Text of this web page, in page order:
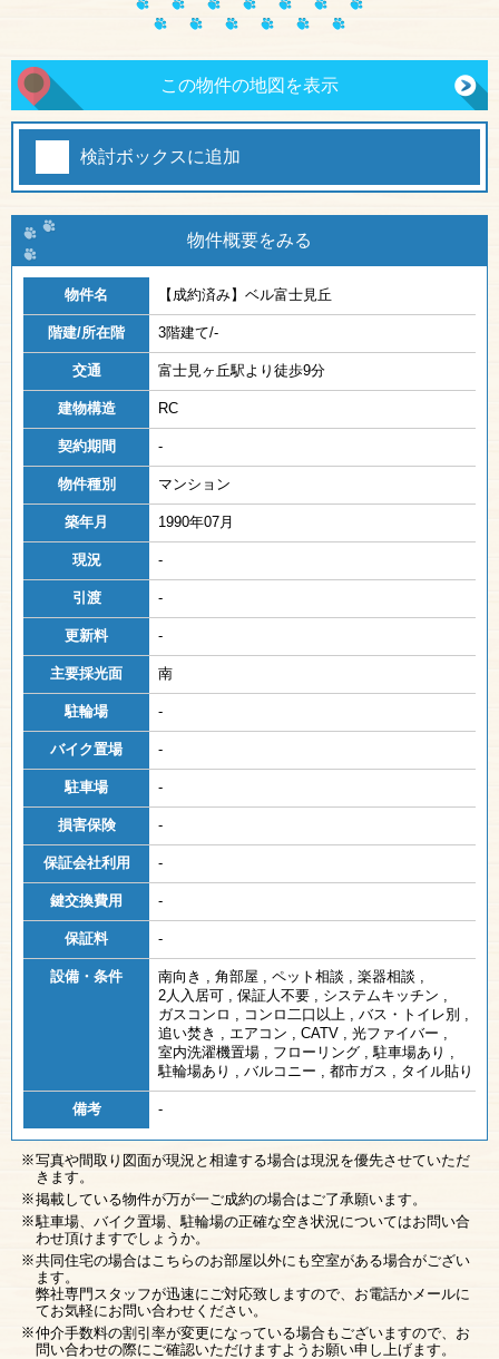
この物件の地図を表示
検討ボックスに追加
物件概要をみる
物件名 【成約済み】 ベル富士見丘
階建/所在階 3階建て/-
交通 富士見ヶ丘駅より徒歩9分
建物構造 RC
契約期間 -
物件種別 マンション
築年月 1990年07月
現況 -
引渡 -
更新料 -
主要採光面 南
駐輪場 -
バイク置場 -
駐車場 -
損害保険 -
保証会社利用 -
鍵交換費用 -
保証料 -
設備・条件 南向き , 角部屋 , ペット相談 , 楽器相談 ,
2人入居可 , 保証人不要 , システムキッチン ,
ガスコンロ , コンロ二口以上 , バス・トイレ別 ,
追い焚き , エアコン , CATV , 光ファイバー ,
室内洗濯機置場 , フローリング ,駐車場あり ,
駐輪場あり , バルコニー , 都市ガス , タイル貼り
備考 -
写真や間取り図面が現況と相違する場合は現況を優先させていただ
きます。
掲載している物件が万が一ご成約の場合はご了承願います。
駐車場、バイク置場、駐輪場の正確な空き状況についてはお問い合
わせ頂けますでしょうか。
共同住宅の場合はこちらのお部屋以外にも空室がある場合がござい
ます。
弊社専門スタッフが迅速にご対応致しますので、お電話かメールに
てお気軽にお問い合わせください。
仲介手数料の割引率が変更になっている場合もございますので、お
問い合わせの際にご確認いただけますようお願い申し上げます。